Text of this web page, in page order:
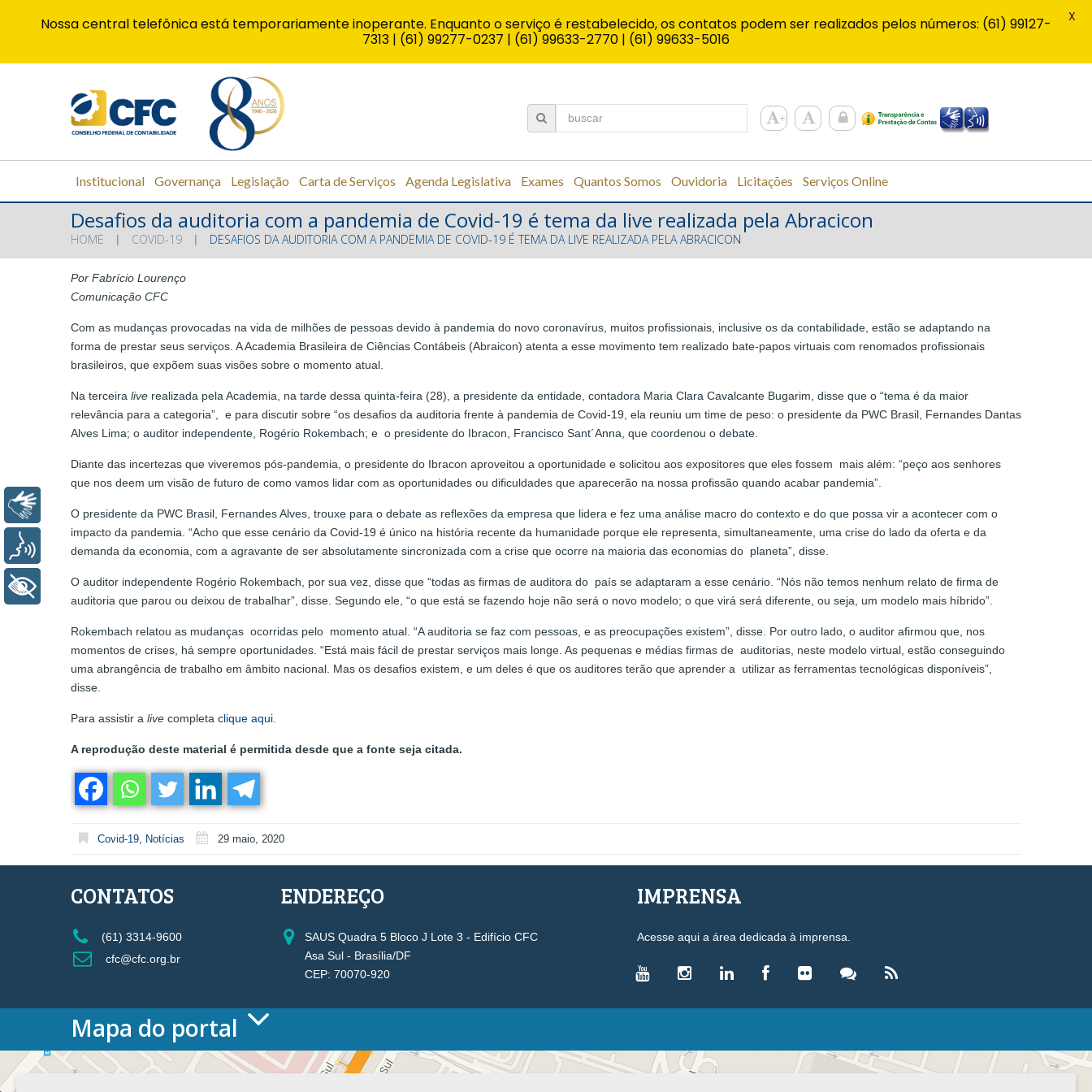
Institucional Governança Legislação Carta de Serviços Agenda Legislativa Exames Quantos Somos Ouvidoria Licitações Serviços Online
Desafios da auditoria com a pandemia de Covid-19 é tema da live realizada pela Abracicon
HOME COVID-19 DESAFIOS DA AUDITORIA COM A PANDEMIA DE COVID-19 É TEMA DA LIVE REALIZADA PELA ABRACICON
Por Fabrício Lourenço
Comunicação CFC
Com as mudanças provocadas na vida de milhões de pessoas devido à pandemia do novo coronavírus, muitos profissionais, inclusive os da contabilidade, estão se adaptando na
forma de prestar seus serviços. A Academia Brasileira de Ciências Contábeis (Abraicon) atenta a esse movimento tem realizado bate-papos virtuais com renomados profissionais
brasileiros, que expõem suas visões sobre o momento atual.
Na terceira live realizada pela Academia, na tarde dessa quinta-feira (28), a presidente da entidade, contadora Maria Clara Cavalcante Bugarim, disse que o “tema é da maior
relevância para a categoria”, e para discutir sobre “os desafios da auditoria frente à pandemia de Covid-19, ela reuniu um time de peso: o presidente da PWC Brasil, Fernandes Dantas
Alves Lima; o auditor independente, Rogério Rokembach; e o presidente do Ibracon, Francisco Sant´Anna, que coordenou o debate.
Diante das incertezas que viveremos pós-pandemia, o presidente do Ibracon aproveitou a oportunidade e solicitou aos expositores que eles fossem mais além: “peço aos senhores
que nos deem um visão de futuro de como vamos lidar com as oportunidades ou dificuldades que aparecerão na nossa profissão quando acabar pandemia”.
O presidente da PWC Brasil, Fernandes Alves, trouxe para o debate as reflexões da empresa que lidera e fez uma análise macro do contexto e do que possa vir a acontecer com o
impacto da pandemia. “Acho que esse cenário da Covid-19 é único na história recente da humanidade porque ele representa, simultaneamente, uma crise do lado da oferta e da
demanda da economia, com a agravante de ser absolutamente sincronizada com a crise que ocorre na maioria das economias do planeta”, disse.
O auditor independente Rogério Rokembach, por sua vez, disse que “todas as firmas de auditora do país se adaptaram a esse cenário. “Nós não temos nenhum relato de firma de
auditoria que parou ou deixou de trabalhar”, disse. Segundo ele, “o que está se fazendo hoje não será o novo modelo; o que virá será diferente, ou seja, um modelo mais híbrido”.
Rokembach relatou as mudanças ocorridas pelo momento atual. “A auditoria se faz com pessoas, e as preocupações existem”, disse. Por outro lado, o auditor afirmou que, nos
momentos de crises, há sempre oportunidades. “Está mais fácil de prestar serviços mais longe. As pequenas e médias firmas de auditorias, neste modelo virtual, estão conseguindo
uma abrangência de trabalho em âmbito nacional. Mas os desafios existem, e um deles é que os auditores terão que aprender a utilizar as ferramentas tecnológicas disponíveis”,
disse.
Para assistir a live completa clique aqui.
A reprodução deste material é permitida desde que a fonte seja citada.
Covid-19, Notícias 29 maio, 2020
CONTATOS
(61) 3314-9600
cfc@cfc.org.br
ENDEREÇO
SAUS Quadra 5 Bloco J Lote 3 - Edifício CFC
Asa Sul - Brasília/DF
CEP: 70070-920
IMPRENSA
Acesse aqui a área dedicada à imprensa.
Mapa do portal
HOME
O CONSELHO
VICE-PRESIDÊNCIAS
Administrativa
LEGISLAÇÃO
Leis
Nossa central telefônica está temporariamente inoperante. Enquanto o serviço é restabelecido, os contatos podem ser realizados pelos números: (61) 99127-
7313 | (61) 99277-0237 | (61) 99633-2770 | (61) 99633-5016
X
+ Acessibilidade